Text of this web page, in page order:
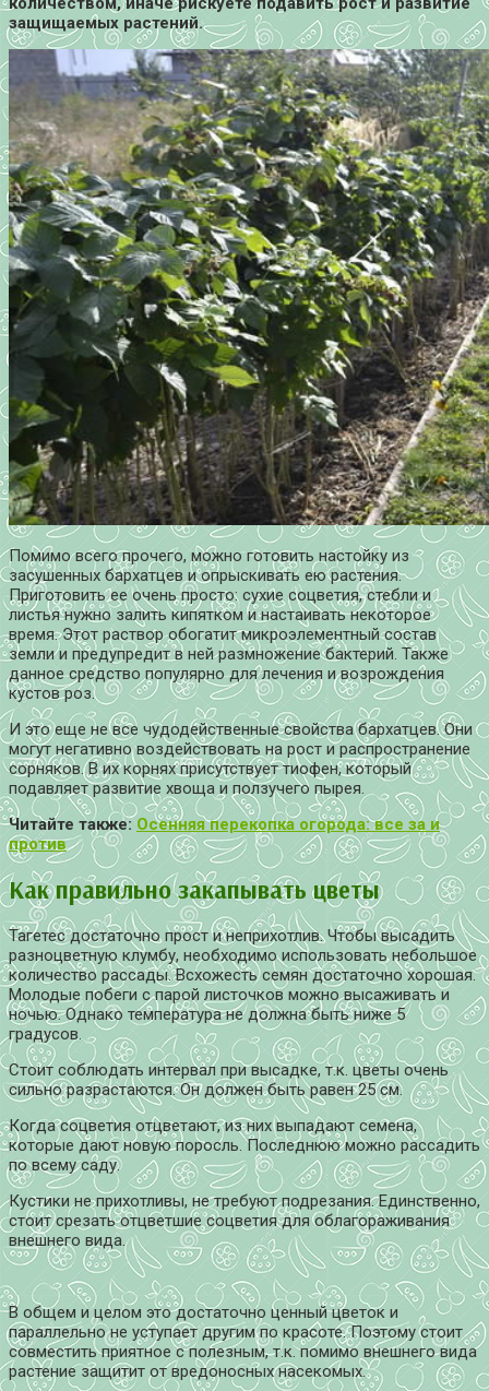
защищаемых растений.
Помимо всего прочего, можно готовить настойку из
засушенных бархатцев и опрыскивать ею растения.
Приготовить ее очень просто: сухие соцветия, стебли и
листья нужно залить кипятком и настаивать некоторое
время. Этот раствор обогатит микроэлементный состав
земли и предупредит в ней размножение бактерий. Также
данное средство популярно для лечения и возрождения
кустов роз.
И это еще не все чудодейственные свойства бархатцев. Они
могут негативно воздействовать на рост и распространение
сорняков. В их корнях присутствует тиофен, который
подавляет развитие хвоща и ползучего пырея.
Читайте также: Осенняя перекопка огорода: все за и
против
Как правильно закапывать цветы
Тагетес достаточно прост и неприхотлив. Чтобы высадить
разноцветную клумбу, необходимо использовать небольшое
количество рассады. Всхожесть семян достаточно хорошая.
Молодые побеги с парой листочков можно высаживать и
ночью. Однако температура не должна быть ниже 5
градусов.
Стоит соблюдать интервал при высадке, т.к. цветы очень
сильно разрастаются. Он должен быть равен 25 см.
Когда соцветия отцветают, из них выпадают семена,
которые дают новую поросль. Последнюю можно рассадить
по всему саду.
Кустики не прихотливы, не требуют подрезания. Единственно,
стоит срезать отцветшие соцветия для облагораживания
внешнего вида.
В общем и целом это достаточно ценный цветок и
параллельно не уступает другим по красоте. Поэтому стоит
совместить приятное с полезным, т.к. помимо внешнего вида
растение защитит от вредоносных насекомых.